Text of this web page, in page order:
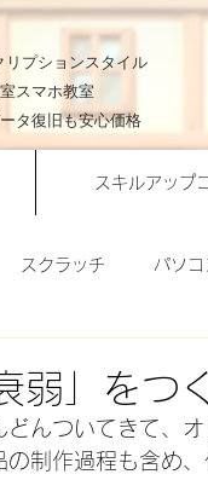
リプションスタイル
スマホ教室
タ復旧も安心価格
スキルアップ
スクラッチ パソコ
間Unity講座 一分間
弱」をつ
んついてきて、
制作過程も含め